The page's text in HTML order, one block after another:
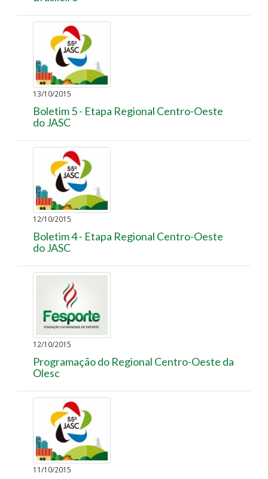
13/10/2015
Boletim 5 - Etapa Regional Centro-Oeste
do JASC
12/10/2015
Boletim 4 - Etapa Regional Centro-Oeste
do JASC
12/10/2015
Programação do Regional Centro-Oeste da
Olesc
11/10/2015